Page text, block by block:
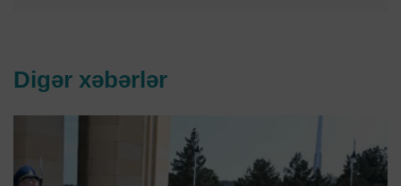
Digər xəbərlər